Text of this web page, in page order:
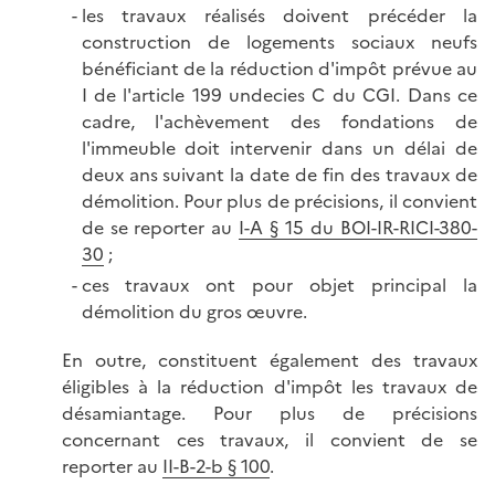
les travaux réalisés doivent précéder la
construction de logements sociaux neufs
bénéficiant de la réduction d'impôt prévue au
I de l'article 199 undecies C du CGI. Dans ce
cadre, l'achèvement des fondations de
l'immeuble doit intervenir dans un délai de
deux ans suivant la date de fin des travaux de
démolition. Pour plus de précisions, il convient
de se reporter au I-A § 15 du BOI-IR-RICI-380-
30 ;
ces travaux ont pour objet principal la
démolition du gros œuvre.
En outre, constituent également des travaux
éligibles à la réduction d'impôt les travaux de
désamiantage. Pour plus de précisions
concernant ces travaux, il convient de se
reporter au II-B-2-b § 100.